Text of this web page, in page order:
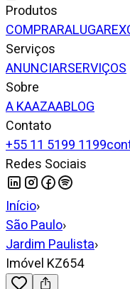
Produtos
COMPRARALUGAR
Serviços
ANUNCIARSERVIÇOS
Sobre
A KAAZAABLOG
Contato
+55 11 5199 1199
Redes Sociais
Início›
São Paulo›
Jardim Paulista›
Imóvel KZ654